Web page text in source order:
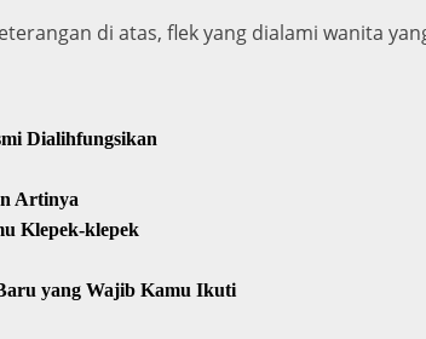
di atas, flek yang dialami wanita
Dialihfungsikan
Artinya
Klepek-klepek
yang Wajib Kamu Ikuti